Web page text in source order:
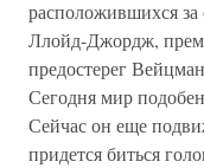
расположившихся
Ллойд-Джордж,
предостерег
Сегодня мир
Сейчас он еще
придется биться